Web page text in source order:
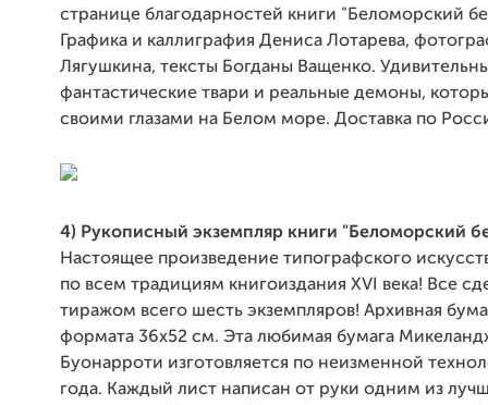
странице благодарностей книги "Беломорский
Графика и каллиграфия Дениса Лотарева,
Лягушкина, тексты Богданы Ващенко.
фантастические твари и реальные демоны,
своими глазами на Белом море. Доставка по
4) Рукописный экземпляр книги "Беломорский
Настоящее произведение типографского
по всем традициям книгоиздания XVI века! Все
тиражом всего шесть экземпляров! Архивная
формата 36х52 см. Эта любимая бумага
Буонарроти изготовляется по неизменной
года. Каждый лист написан от руки одним из